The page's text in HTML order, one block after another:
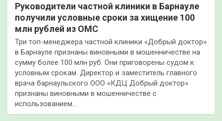
Руководители частной клиники в Барнауле
получили условные сроки за хищение 100
млн рублей из ОМС
Три топ-менеджера частной клиники «Добрый доктор»
в Барнауле признаны виновными в мошенничестве на
сумму более 100 млн руб. Они приговорены судом к
условным срокам. Директор и заместитель главного
врача барнаульского ООО «КДЦ Добрый доктор»
признаны виновными в мошенничестве с
использованием…